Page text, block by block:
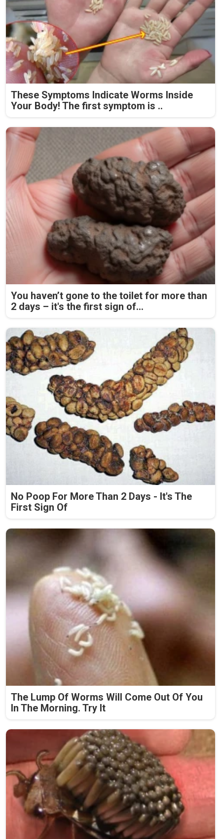
These Symptoms Indicate Worms Inside
Your Body! The first symptom is ..
You haven’t gone to the toilet for more than
2 days – it's the first sign of...
No Poop For More Than 2 Days - It's The
First Sign Of
The Lump Of Worms Will Come Out Of You
In The Morning. Try It